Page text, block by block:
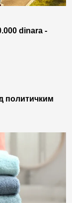
dinara -
политичким